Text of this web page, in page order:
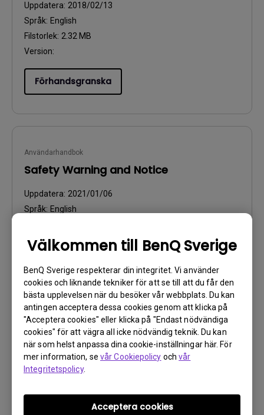
Välkommen till BenQ Sverige
BenQ Sverige respekterar din integritet. Vi använder
cookies och liknande tekniker för att se till att du får den
bästa upplevelsen när du besöker vår webbplats. Du kan
antingen acceptera dessa cookies genom att klicka på
"Acceptera cookies" eller klicka på "Endast nödvändiga
cookies" för att vägra all icke nödvändig teknik. Du kan
när som helst anpassa dina cookie-inställningar här. För
mer information, se vår Cookiepolicy ochvår
Integritetspolicy.
Acceptera cookies
Uppdatera: 2018/02/13
Språk: English
Filstorlek: 2.32 MB
Version:
Förhandsgranska
Användarhandbok
Safety Warning and Notice
Uppdatera: 2021/01/06
Språk: English
Version:
Förhandsgranska
Användarhandbok
Safety Warning and Notice
Språk:Swedish
159.44 KB